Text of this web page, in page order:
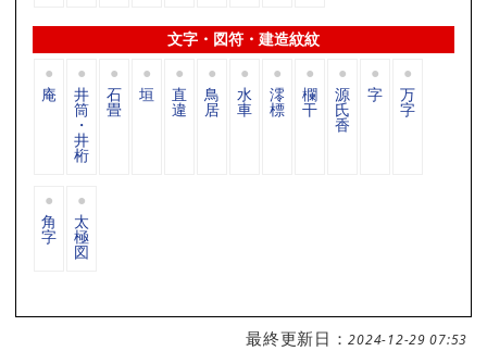
文字・図符・建造紋紋
庵 井
筒
・
井
桁
石
畳
垣 直
違
鳥
居
水
車
澪
標
欄
干
源
氏
香
字 万
字
角
字
太
極
図
最終更新日：2024-12-29 07:53